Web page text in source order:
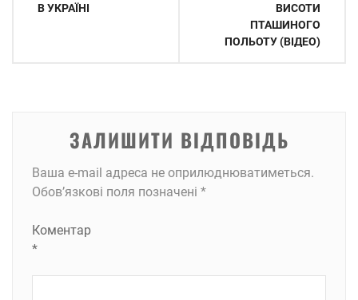
В УКРАЇНІ
ВИСОТИ
ПТАШИНОГО
ПОЛЬОТУ (ВІДЕО)
ЗАЛИШИТИ ВІДПОВІДЬ
Ваша e-mail адреса не оприлюднюватиметься.
Обов’язкові поля позначені *
Коментар
*